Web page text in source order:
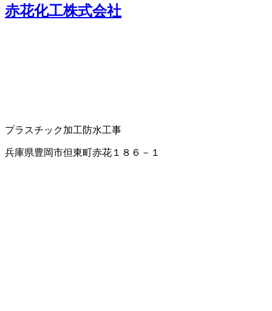
赤花化工株式会社
プラスチック加工防水工事
兵庫県豊岡市但東町赤花１８６－１